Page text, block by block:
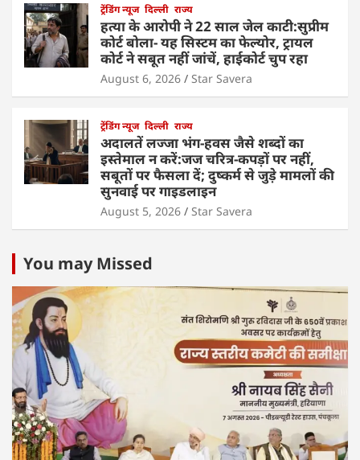
ट्रेंडिंग न्यूज दिल्ली राज्य
हत्या के आरोपी ने 22 साल जेल काटी:सुप्रीम
कोर्ट बोला- यह सिस्टम का फेल्योर, ट्रायल
कोर्ट ने सबूत नहीं जांचें, हाईकोर्ट चुप रहा
August 6, 2026 Star Savera
ट्रेंडिंग न्यूज दिल्ली राज्य
अदालतें लज्जा भंग-हवस जैसे शब्दों का
इस्तेमाल न करें:जज चरित्र-कपड़ों पर नहीं,
सबूतों पर फैसला दें; दुष्कर्म से जुड़े मामलों की
सुनवाई पर गाइडलाइन
August 5, 2026 Star Savera
You may Missed